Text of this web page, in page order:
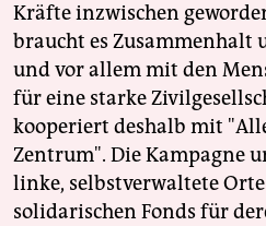
Kräfte inzwischen
braucht es Zusammenhalt
und vor allem mit den
für eine starke
kooperiert deshalb mit
Zentrum". Die Kampagne
linke, selbstverwaltete
solidarischen Fonds für